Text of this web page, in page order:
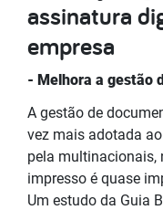
assinatura
empresa
- Melhora a gestão
A gestão de
vez mais adotada
pela multinacionais,
impresso é quase
Um estudo da Guia